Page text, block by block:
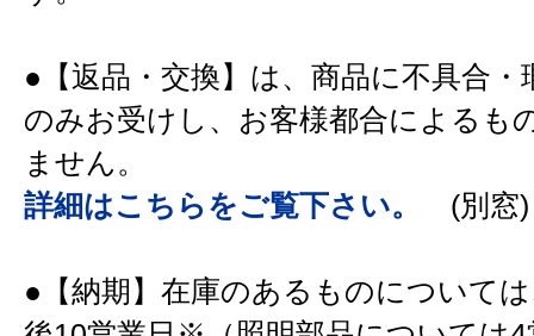
●【返品・交換】は、商品に不具合・
のみお受けし、お客様都合によるも
ません。
詳細はこちらをご覧下さい。
(別窓)
●【納期】在庫のあるものについて